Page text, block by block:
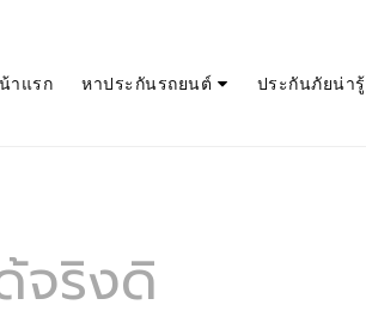
าแรก หาประกันรถยนต์ ประกันภัยน่ารู้
จริงดิ